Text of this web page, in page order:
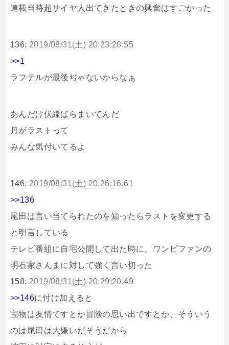
連載当時超サイヤ人出てきたときの興奮はすごかった
136: 2019/08/31(土) 20:23:28.55
>>1
ラフテルが最後ぢゃないからなぁ
あんだけ伏線ばらまいてんだ
月がラストって
みんな気付いてるよ
146: 2019/08/31(土) 20:26:16.61
>>136
尾田は言い当てられたのを知ったらラストを変更する
と明言している
テレビ番組に自宅公開して出た時に、ワンピファンの
明石家さんまに対して強く言い切った
158: 2019/08/31(土) 20:29:20.49
>>146に付け加えると
宝物は友情ですとか冒険の思い出ですとか、そういう
のは尾田は大嫌いだそうだから